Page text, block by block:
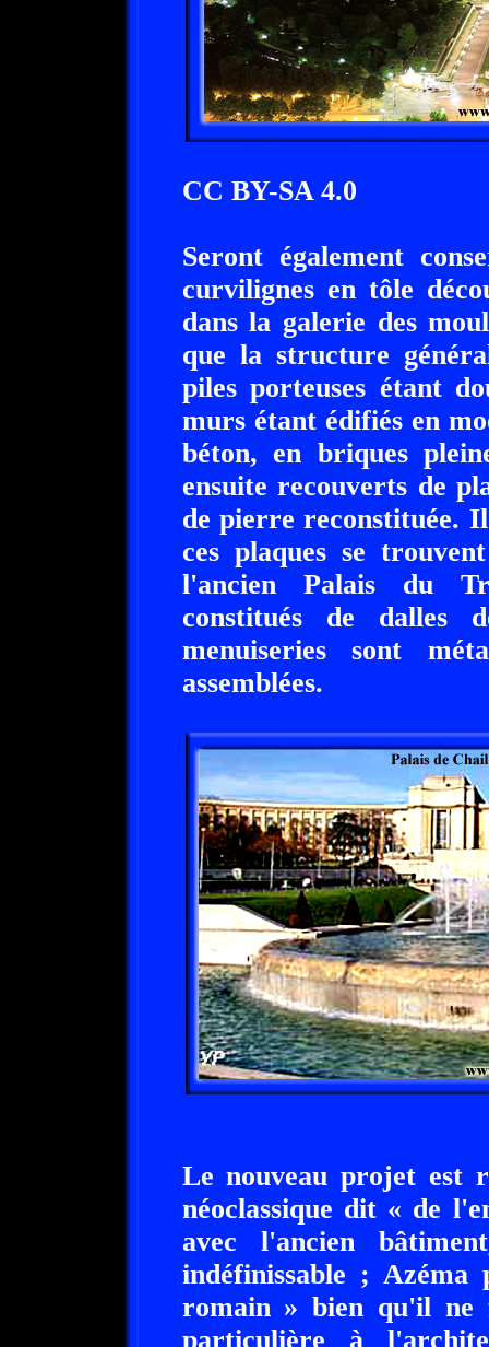
CC BY-SA 4.0
Seront également
curvilignes en tôle
dans la galerie des
que la structure
piles porteuses étant
murs étant édifiés en
béton, en briques
ensuite recouverts de
de pierre reconstituée.
ces plaques se
l'ancien Palais du
constitués de dalles
menuiseries sont
assemblées.
Le nouveau projet est
néoclassique dit « de
avec l'ancien
indéfinissable ;
romain » bien qu'il ne
particulière à